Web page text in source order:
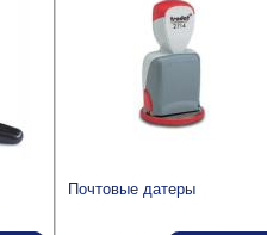
Почтовые датеры